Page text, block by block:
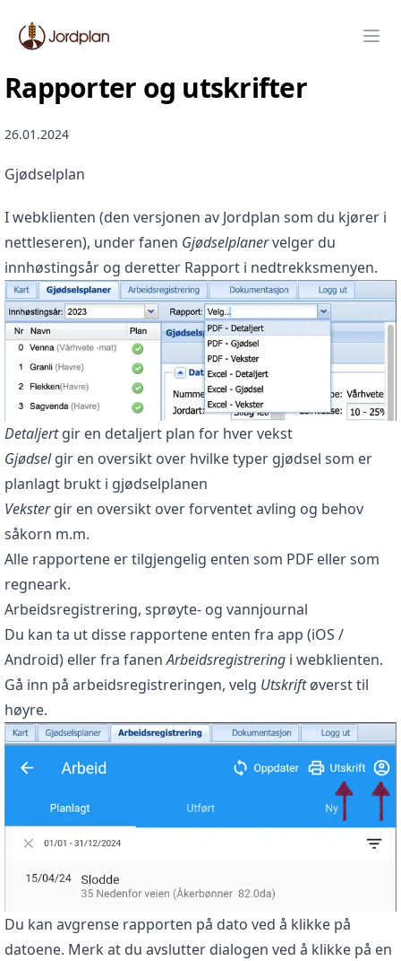
Jordplan
Rapporter og utskrifter
26.01.2024
Gjødselplan
I webklienten (den versjonen av Jordplan som du kjører i
nettleseren), under fanen Gjødselplanervelger du
innhøstingsår og deretter Rapport i nedtrekksmenyen.
Detaljertgir en detaljert plan for hver vekst
Gjødselgir en oversikt over hvilke typer gjødsel som er
planlagt brukt i gjødselplanen
Vekstergir en oversikt over forventet avling og behov
såkorn m.m.
Alle rapportene er tilgjengelig enten som PDF eller som
regneark.
Arbeidsregistrering, sprøyte- og vannjournal
Du kan ta ut disse rapportene enten fra app (iOS /
Android) eller fra fanenArbeidsregistrering i webklienten.
Gå inn på arbeidsregistreringen, velg Utskriftøverst til
høyre.
Du kan avgrense rapporten på dato ved å klikke på
datoene. Merk at du avslutter dialogen ved å klikke på en